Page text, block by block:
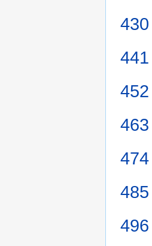
430
441
452
463
474
485
496